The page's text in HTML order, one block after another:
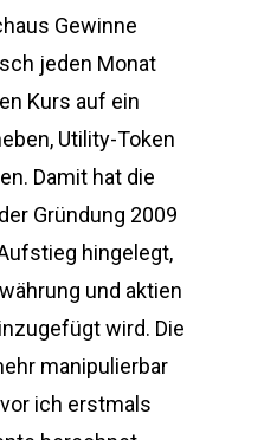
Gewinne
jeden Monat
Kurs auf ein
Utility-Token
Damit hat die
Gründung 2009
hingelegt,
und aktien
wird. Die
manipulierbar
ich erstmals